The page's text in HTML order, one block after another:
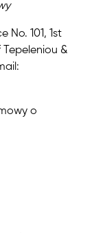
No. 101, 1st
Tepeleniou &
o